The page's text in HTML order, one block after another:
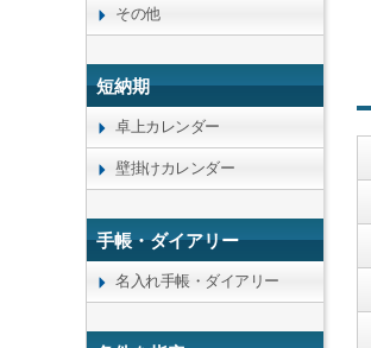
その他
短納期
卓上カレンダー
壁掛けカレンダー
手帳・ダイアリー
名入れ手帳・ダイアリー